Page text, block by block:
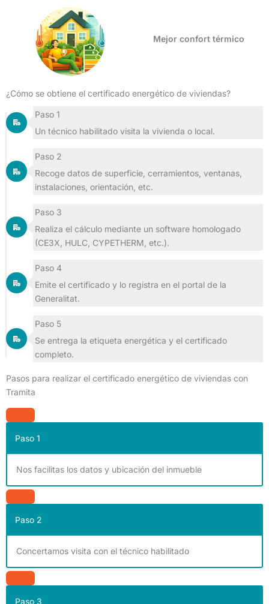
Mejor confort térmico
¿Cómo se obtiene el certificado energético de viviendas?
Paso 1
Un técnico habilitado visita la vivienda o local.
Paso 2
Recoge datos de superficie, cerramientos, ventanas,
instalaciones, orientación, etc.
Paso 3
Realiza el cálculo mediante un software homologado
(CE3X, HULC, CYPETHERM, etc.).
Paso 4
Emite el certificado y lo registra en el portal de la
Generalitat.
Paso 5
Se entrega la etiqueta energética y el certificado
completo.
Pasos para realizar el certificado energético de viviendas con
Tramita
Paso 1
Nos facilitas los datos y ubicación del inmueble
Paso 2
Concertamos visita con el técnico habilitado
Paso 3